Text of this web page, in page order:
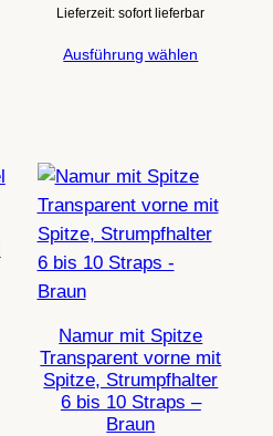
59,99 €
Lieferzeit: sofort lieferbar
Ausführung wählen
Namur mit Spitze
Transparent vorne mit
Spitze, Strumpfhalter
6 bis 10 Straps –
Braun